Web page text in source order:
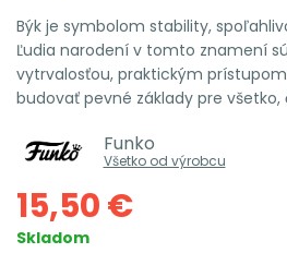
Býk je symbolom stability,
Ľudia narodení v tomto znamení
vytrvalosťou, praktickým
budovať pevné základy pre všetko,
Funko
Všetko od výrobcu
15,50 €
Skladom